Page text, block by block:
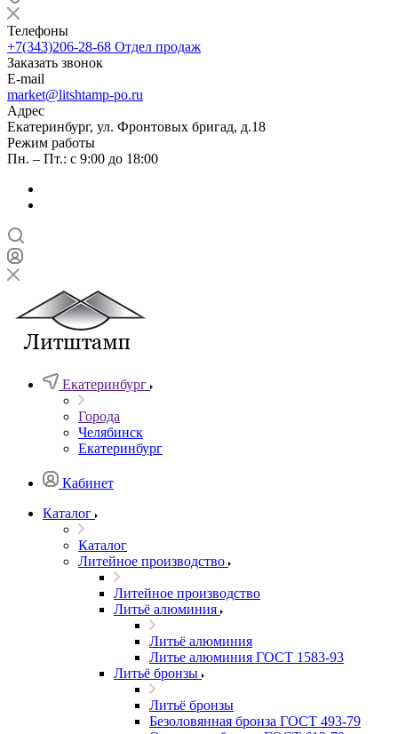
Телефоны
+7(343)206-28-68 Отдел продаж
Заказать звонок
E-mail
market@litshtamp-po.ru
Адрес
Екатеринбург, ул. Фронтовых бригад, д.18
Режим работы
Пн. – Пт.: с 9:00 до 18:00
Екатеринбург
Города
Челябинск
Екатеринбург
Кабинет
Каталог
Каталог
Литейное производство
Литейное производство
Литьё алюминия
Литьё алюминия
Литье алюминия ГОСТ 1583-93
Литьё бронзы
Литьё бронзы
Безоловянная бронза ГОСТ 493-79